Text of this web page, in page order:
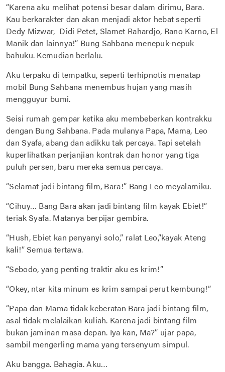
“Karena aku melihat potensi besar dalam dirimu, Bara.
Kau berkarakter dan akan menjadi aktor hebat seperti
Dedy Mizwar, Didi Petet, Slamet Rahardjo, Rano Karno, El
Manik dan lainnya!” Bung Sahbana menepuk-nepuk
bahuku. Kemudian berlalu.
Aku terpaku di tempatku, seperti terhipnotis menatap
mobil Bung Sahbana menembus hujan yang masih
mengguyur bumi.
Seisi rumah gempar ketika aku membeberkan kontrakku
dengan Bung Sahbana. Pada mulanya Papa, Mama, Leo
dan Syafa, abang dan adikku tak percaya. Tapi setelah
kuperlihatkan perjanjian kontrak dan honor yang tiga
puluh persen, baru mereka semua percaya.
“Selamat jadi bintang film, Bara!” Bang Leo meyalamiku.
“Cihuy… Bang Bara akan jadi bintang film kayak Ebiet!”
teriak Syafa. Matanya berpijar gembira.
“Hush, Ebiet kan penyanyi solo,” ralat Leo,”kayak Ateng
kali!” Semua tertawa.
“Sebodo, yang penting traktir aku es krim!”
“Okey, ntar kita minum es krim sampai perut kembung!”
“Papa dan Mama tidak keberatan Bara jadi bintang film,
asal tidak melalaikan kuliah. Karena jadi bintang film
bukan jaminan masa depan. Iya kan, Ma?” ujar papa,
sambil mengerling mama yang tersenyum simpul.
Aku bangga. Bahagia. Aku…